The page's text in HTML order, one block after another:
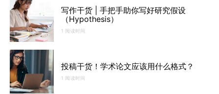
写作干货 | 手把手助你写好研究假设
（Hypothesis）
1 阅读时间
投稿干货！学术论文应该用什么格式？
1 阅读时间